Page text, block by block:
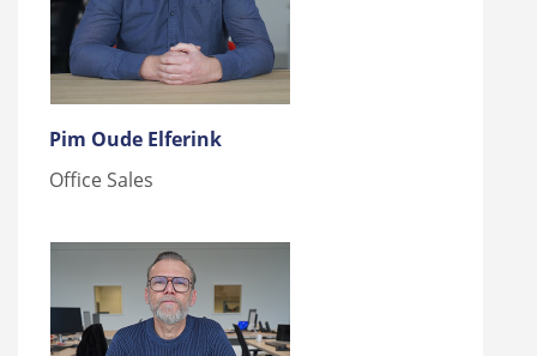
Pim Oude Elferink
Office Sales